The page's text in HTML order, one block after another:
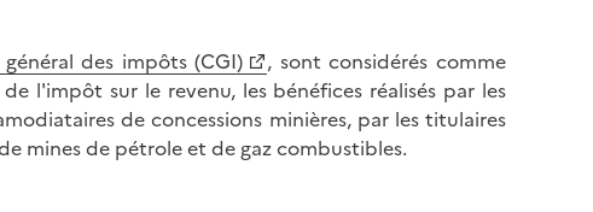
des impôts (CGI)
, sont considérés comme
l'impôt sur le revenu, les bénéfices réalisés par les
de concessions minières, par les titulaires
mines de pétrole et de gaz combustibles.